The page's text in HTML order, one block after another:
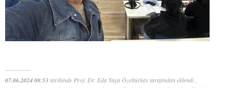
07.06.2024 08:53tarihinde Prof. Dr. Eda Yaşa Özeltürkay tarafından eklendi ,